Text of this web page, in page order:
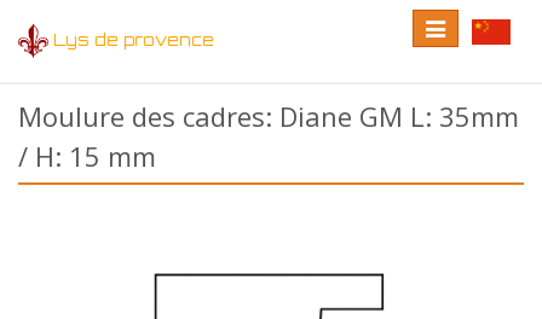
Lys de provence
Toggle
language
Toggle
navigation
Moulure des cadres: Diane GM L: 35mm
/ H: 15 mm